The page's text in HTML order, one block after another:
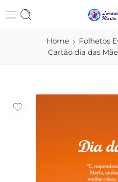
Home
Folhetos
Cartão dia das